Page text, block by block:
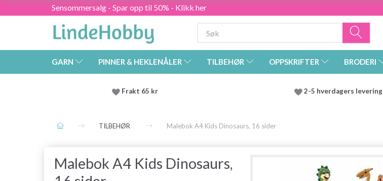
Sensommersalg - Spar opp til 50% - Klikk her
GARN PINNER & HEKLENÅLER TILBEHØR OPPSKRIFTER BRODERI
Frakt 65 kr 2-5 hverdagers levering
TILBEHØR Malebok A4 Kids Dinosaurs, 16 sider
Malebok A4 Kids Dinosaurs,